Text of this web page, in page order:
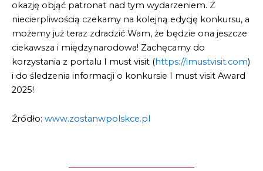
okazję objąć patronat nad tym wydarzeniem. Z
niecierpliwością czekamy na kolejną edycję konkursu, a
możemy już teraz zdradzić Wam, że będzie ona jeszcze
ciekawsza i międzynarodowa! Zachęcamy do
korzystania z portalu I must visit (https://imustvisit.com)
i do śledzenia informacji o konkursie I must visit Award
2025!
Źródło: www.zostanwpolskce.pl